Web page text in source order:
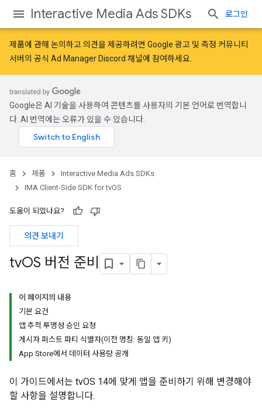
Interactive Media Ads SDKs 로그인
제품에 관해 논의하고 의견을 제공하려면 Google 광고 및 측정 커뮤니티
서버의 공식 Ad Manager Discord 채널에 참여하세요.
Google은 AI 기술을 사용하여 콘텐츠를 사용자의 기본 언어로 번역합니
다. AI 번역에는 오류가 있을 수 있습니다.
홈 제품
Interactive Media Ads SDKs
IMA Client-Side SDK for tvOS
도움이 되었나요?
의견 보내기
tvOS 버전 준비
이 페이지의 내용
기본 요건
앱 추적 투명성 승인 요청
게시자 퍼스트 파티 식별자(이전 명칭: 동일 앱 키)
App Store에서 데이터 사용량 공개
이 가이드에서는 tvOS 14에 맞게 앱을 준비하기 위해 변경해야
할 사항을 설명합니다.